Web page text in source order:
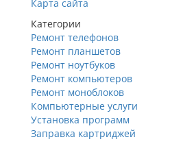
Карта сайта
Категории
Ремонт телефонов
Ремонт планшетов
Ремонт ноутбуков
Ремонт компьютеров
Ремонт моноблоков
Компьютерные услуги
Установка программ
Заправка картриджей